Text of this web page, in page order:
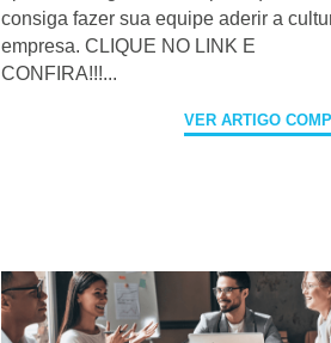
consiga fazer sua equipe aderir a
empresa. CLIQUE NO LINK E
CONFIRA!!!...
VER ARTIGO